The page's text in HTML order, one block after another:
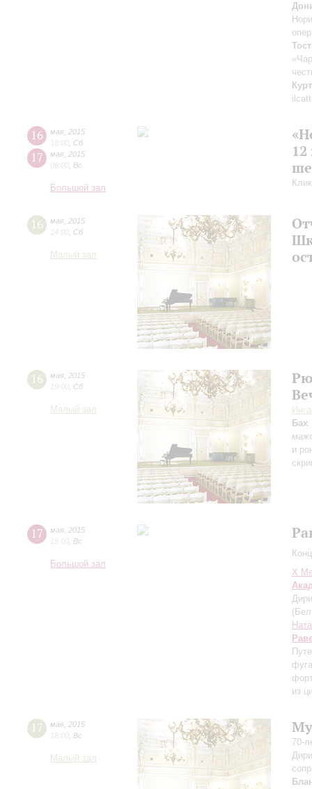
16 мая 2015
18:00 Сб
17 мая 2015
06:00 Вс
Большой зал
16 мая 2015
14:00 Сб
Малый зал
16 мая 2015
19:00 Сб
Малый зал
Бах
и
17 мая 2015
15:00 Вс
Большой зал
X
из
17 мая 2015
18:00 Вс
Малый зал
70-